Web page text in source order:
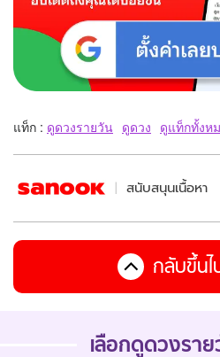
แท็ก : ดูดวงรายวัน ดูดวง ดูแท็กทั้งห
สนับสนุนเนื้อหา
กลับขึ้น
เลือกดูดวงรา